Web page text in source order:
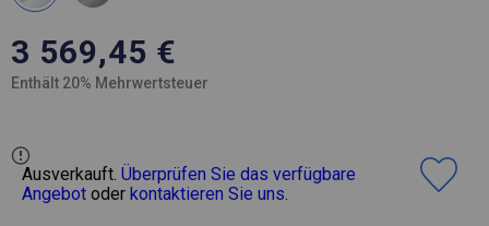
3 569,45 €
Enthält 20% Mehrwertsteuer
Ausverkauft. Überprüfen Sie das verfügbare
Angebot oder kontaktieren Sie uns.